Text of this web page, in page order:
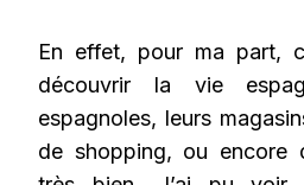
En effet, pour ma part,
découvrir la vie
espagnoles, leurs
de shopping, ou encore